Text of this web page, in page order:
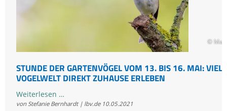
©
STUNDE DER GARTENVÖGEL VOM 13. BIS 16. MAI:
VOGELWELT DIREKT ZUHAUSE ERLEBEN
Weiterlesen …
der
von Stefanie Bernhardt | lbv.de 10.05.2021